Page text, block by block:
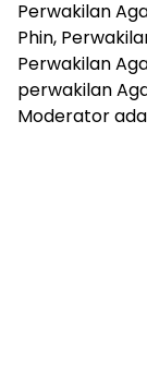
Perwakilan
Phin,
Perwakilan
perwakilan
Moderator